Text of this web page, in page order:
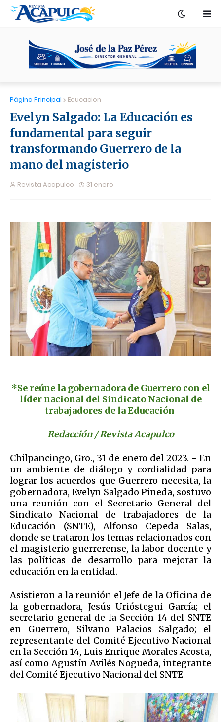
Página Principal Educacion
Evelyn Salgado: La Educación es
fundamental para seguir
transformando Guerrero de la
mano del magisterio
Revista Acapulco 31 enero
*Se reúne la gobernadora de Guerrero con el
líder nacional del Sindicato Nacional de
trabajadores de la Educación
Redacción / Revista Acapulco
Chilpancingo, Gro., 31 de enero del 2023. - En
un ambiente de diálogo y cordialidad para
lograr los acuerdos que Guerrero necesita, la
gobernadora, Evelyn Salgado Pineda, sostuvo
una reunión con el Secretario General del
Sindicato Nacional de trabajadores de la
Educación (SNTE), Alfonso Cepeda Salas,
donde se trataron los temas relacionados con
el magisterio guerrerense, la labor docente y
las políticas de desarrollo para mejorar la
educación en la entidad.
Asistieron a la reunión el Jefe de la Oficina de
la gobernadora, Jesús Urióstegui García; el
secretario general de la Sección 14 del SNTE
en Guerrero, Silvano Palacios Salgado; el
representante del Comité Ejecutivo Nacional
en la Sección 14, Luis Enrique Morales Acosta,
así como Agustín Avilés Nogueda, integrante
del Comité Ejecutivo Nacional del SNTE.